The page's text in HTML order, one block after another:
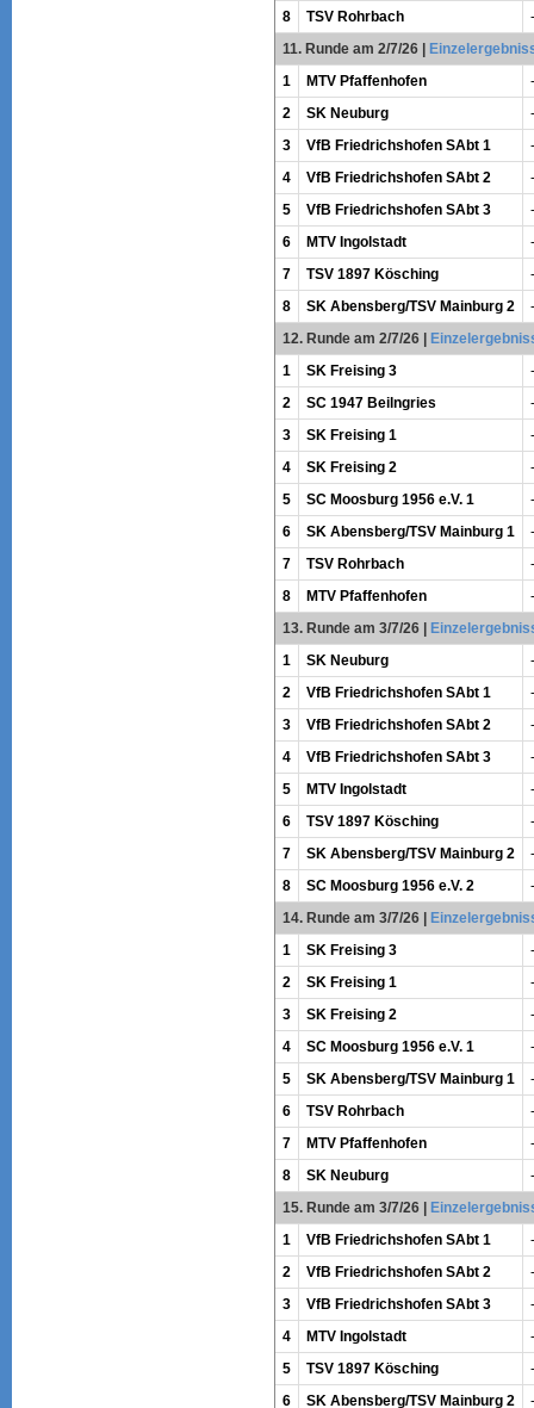
8 TSV Rohrbach
-
11. Runde am 2/7/26|
1
MTV Pfaffenhofen
-
2
SK Neuburg
-
3
VfB Friedrichshofen SAbt 1
-
4
VfB Friedrichshofen SAbt 2
-
5
VfB Friedrichshofen SAbt 3
-
6
MTV Ingolstadt
-
7
TSV 1897 Kösching
-
8
SK Abensberg/TSV Mainburg 2
-
12. Runde am 2/7/26|
1
SK Freising 3
-
2
SC 1947 Beilngries
-
3
SK Freising 1
-
4
SK Freising 2
-
5
SC Moosburg 1956 e.V. 1
-
6
SK Abensberg/TSV Mainburg 1
-
7
TSV Rohrbach
-
8
MTV Pfaffenhofen
-
13. Runde am 3/7/26|
1
SK Neuburg
-
2
VfB Friedrichshofen SAbt 1
-
3
VfB Friedrichshofen SAbt 2
-
4
VfB Friedrichshofen SAbt 3
-
5
MTV Ingolstadt
-
6
TSV 1897 Kösching
-
7
SK Abensberg/TSV Mainburg 2
-
8
SC Moosburg 1956 e.V. 2
-
14. Runde am 3/7/26|
1
SK Freising 3
-
2
SK Freising 1
-
3
SK Freising 2
-
4
SC Moosburg 1956 e.V. 1
-
5
SK Abensberg/TSV Mainburg 1
-
6
TSV Rohrbach
-
7
MTV Pfaffenhofen
-
8
SK Neuburg
-
15. Runde am 3/7/26|
1
VfB Friedrichshofen SAbt 1
-
2
VfB Friedrichshofen SAbt 2
-
3
VfB Friedrichshofen SAbt 3
-
4
MTV Ingolstadt
-
5
TSV 1897 Kösching
-
6
SK Abensberg/TSV Mainburg 2
-